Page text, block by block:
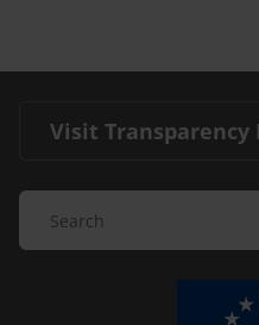
Visit